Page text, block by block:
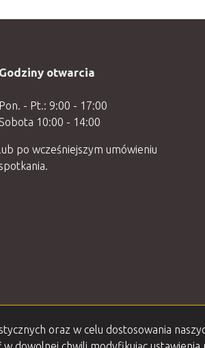
Godziny otwarcia
Pon. - Pt.: 9:00 - 17:00
Sobota 10:00 - 14:00
lub po wcześniejszym umówieniu
spotkania.
oraz w celu dostosowania